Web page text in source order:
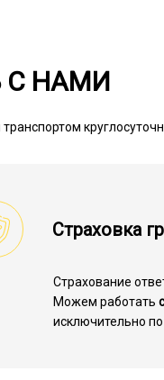
С НАМИ
Страховка
Страхование
Можем работать
исключительно